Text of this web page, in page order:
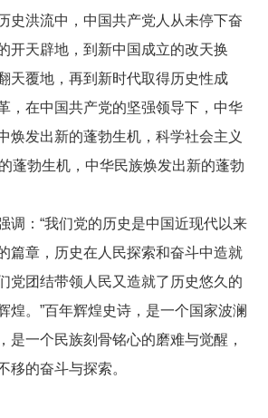
史洪流中，中国共产党人从未停下奋
开天辟地，到新中国成立的改天换
天覆地，再到新时代取得历史性成
，在中国共产党的坚强领导下，中华
焕发出新的蓬勃生机，科学社会主义
蓬勃生机，中华民族焕发出新的蓬勃
：“我们党的历史是中国近现代以来
篇章，历史在人民探索和奋斗中造就
党团结带领人民又造就了历史悠久的
煌。”百年辉煌史诗，是一个国家波澜
是一个民族刻骨铭心的磨难与觉醒，
移的奋斗与探索。